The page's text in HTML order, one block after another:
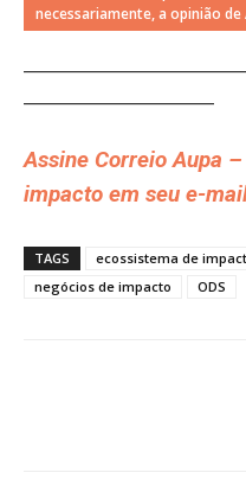
necessariamente, a opinião de
Assine Correio Aupa
impacto em seu e-
TAGS ecossistema de
negócios de impacto
ODS